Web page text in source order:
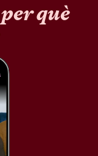
per què